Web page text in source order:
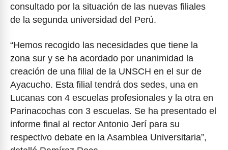
consultado por la situación de las nuevas filiales
de la segunda universidad del Perú.
“Hemos recogido las necesidades que tiene la
zona sur y se ha acordado por unanimidad la
creación de una filial de la UNSCH en el sur de
Ayacucho. Esta filial tendrá dos sedes, una en
Lucanas con 4 escuelas profesionales y la otra en
Parinacochas con 3 escuelas. Se ha presentado el
informe final al rector Antonio Jerí para su
respectivo debate en la Asamblea Universitaria”,